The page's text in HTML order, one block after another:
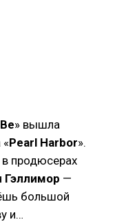
» вышла
Pearl Harbor».
в продюсерах
Гэллимор —
большой
и…